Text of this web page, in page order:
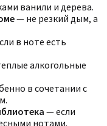
ванили и дерева.
— не резкий дым, а
в ноте есть
алкогольные
в сочетании с
— если
нотами.